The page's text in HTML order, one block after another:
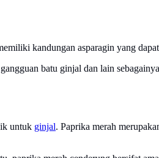
kandungan asparagin yang
batu ginjal dan lain
untuk ginjal. Paprika merah